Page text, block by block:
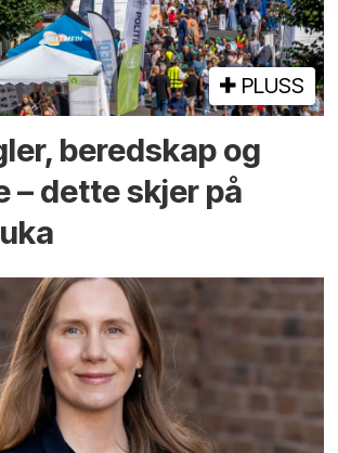
PLUSS
beredskap og
– dette skjer på